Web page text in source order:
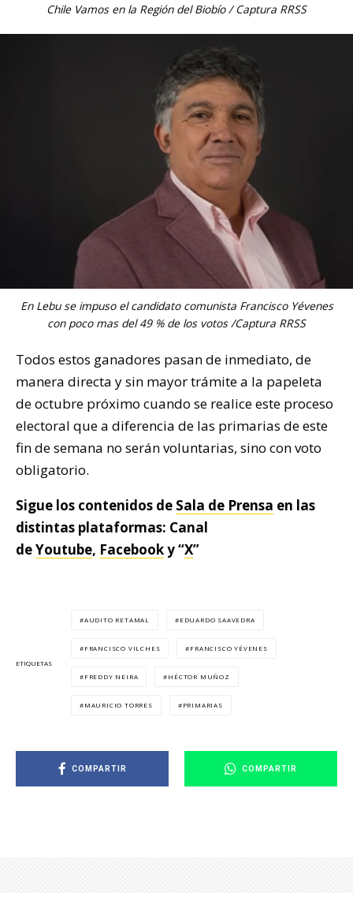
Chile Vamos en la Región del Biobío / Captura RRSS
En Lebu se impuso el candidato comunista Francisco Yévenes
con poco mas del 49 % de los votos /Captura RRSS
Todos estos ganadores pasan de inmediato, de
manera directa y sin mayor trámite a la papeleta
de octubre próximo cuando se realice este proceso
electoral que a diferencia de las primarias de este
fin de semana no serán voluntarias, sino con voto
obligatorio.
Sigue los contenidos de Sala de Prensa en las
distintas plataformas: Canal
deYoutube, Facebooky “X”
ETIQUETAS
AUDITO RETAMAL EDUARDO SAAVEDRA
FRANCISCO VILCHES FRANCISCO YÉVENES
FREDDY NEIRA HÉCTOR MUÑOZ
MAURICIO TORRES PRIMARIAS
COMPARTIR COMPARTIR